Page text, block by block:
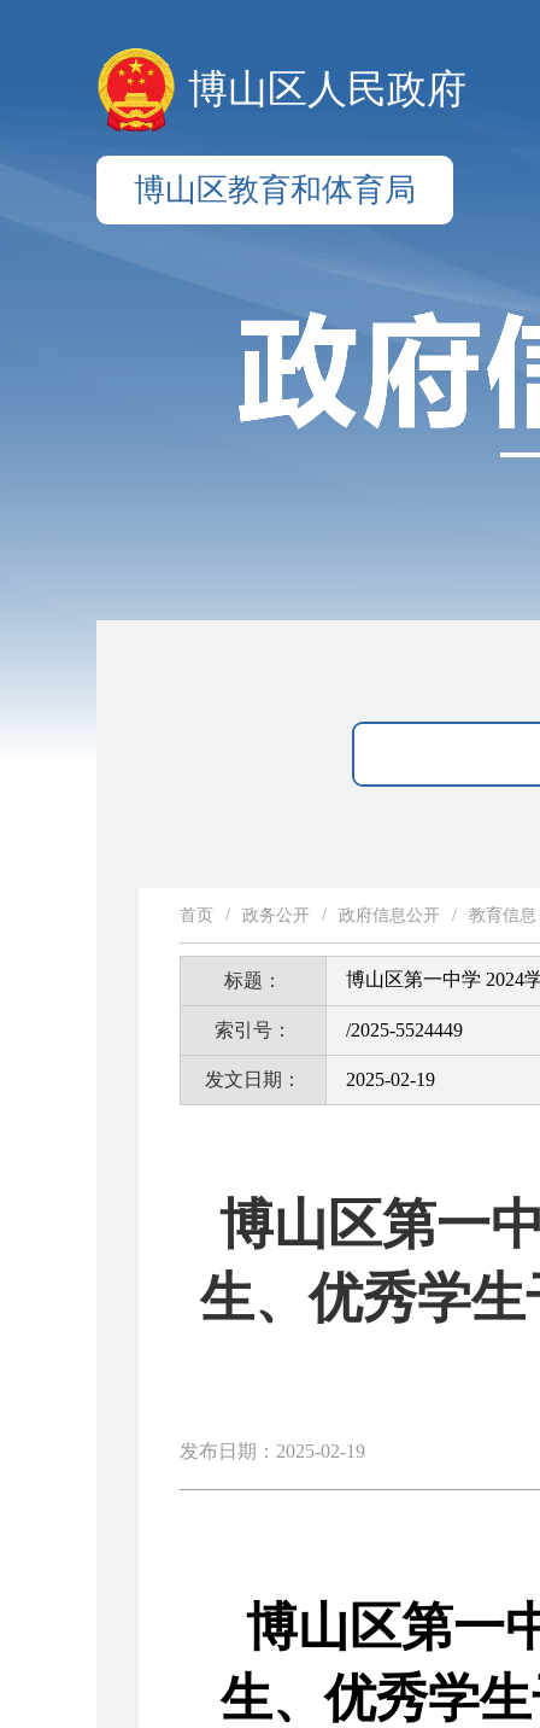
博山区人民政府
博山区教育和体育局
首页 / 政务公开 / 政府信息公开 / 教育信息
标题： 博山区第一中学 2024
索引号： /2025-5524449
发文日期： 2025-02-19
博山区第一
生、优秀学
发布日期：2025-02-19
博山区第一
生、优秀学